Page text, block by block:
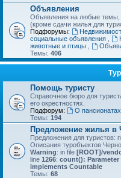
Объявления
Объявления на любые темы,
(кроме сдачи жилья для
Подфорумы:
социальные объявления
животные и птицы
Темы: 406
Помощь туристу
Справочное бюро для
его окрестностях.
Подфорум:
О
Темы: 194
Предложение жилья в
Предложения для туристов:
Описания туробъектов
Warning: in file [ROOT]/
line 1266: count():
implements Countable
Темы: 68